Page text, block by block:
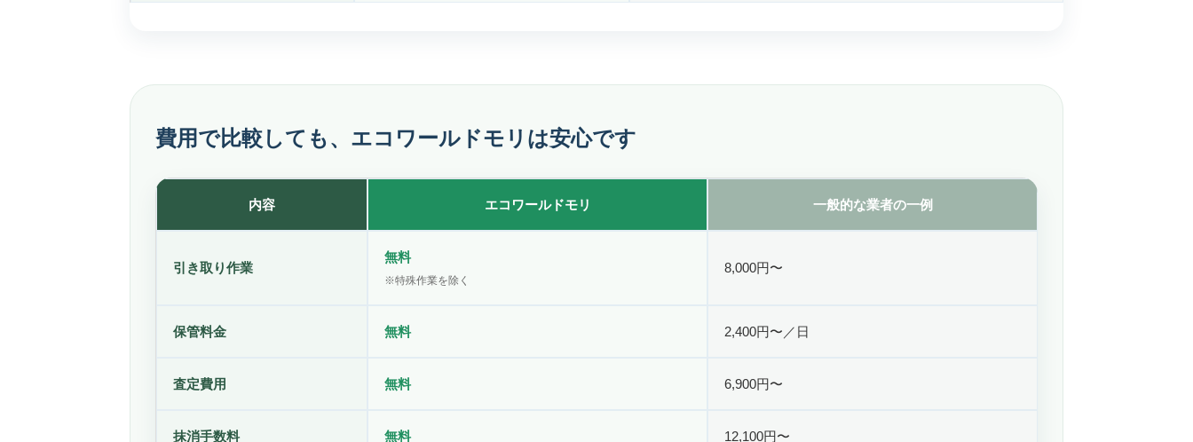
費用で比較しても、エコワールドモリは安心です
内容 エコワールドモリ 一般的な業者の一例
引き取り作業
無料
※特殊作業を除く
8,000円〜
保管料金 無料 2,400円〜／日
査定費用 無料 6,900円〜
抹消手数料 無料 12,100円〜